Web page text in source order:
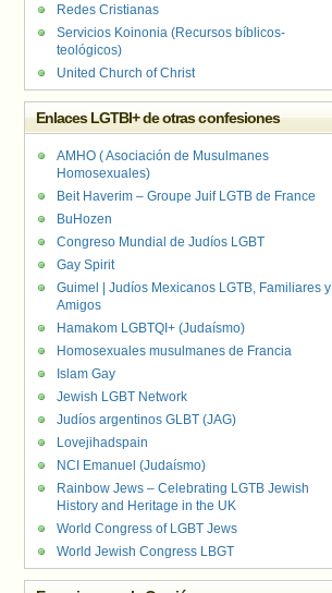
Redes Cristianas
Servicios Koinonia (Recursos bíblicos-
teológicos)
United Church of Christ
Enlaces LGTBI+ de otras confesiones
AMHO ( Asociación de Musulmanes
Homosexuales)
Beit Haverim – Groupe Juif LGTB de France
BuHozen
Congreso Mundial de Judíos LGBT
Gay Spirit
Guimel | Judíos Mexicanos LGTB, Familiares y
Amigos
Hamakom LGBTQI+ (Judaísmo)
Homosexuales musulmanes de Francia
Islam Gay
Jewish LGBT Network
Judíos argentinos GLBT (JAG)
Lovejihadspain
NCI Emanuel (Judaísmo)
Rainbow Jews – Celebrating LGTB Jewish
History and Heritage in the UK
World Congress of LGBT Jews
World Jewish Congress LBGT